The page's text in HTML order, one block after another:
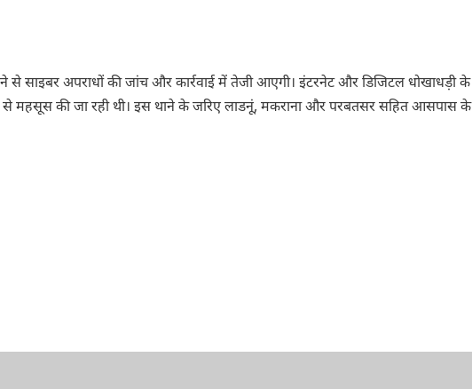
से साइबर अपराधों की जांच और कार्रवाई में तेजी आएगी। इंटरनेट और डिजिटल धोखाधड़ी के
की जा रही थी। इस थाने के जरिए लाडनूं, मकराना और परबतसर सहित आसपास के